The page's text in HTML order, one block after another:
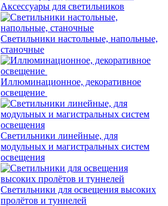
Аксессуары для светильников
Светильники настольные, напольные,
станочные
Иллюминационное, декоративное
освещение
Светильники линейные, для
модульных и магистральных систем
освещения
Светильники для освещения высоких
пролётов и туннелей